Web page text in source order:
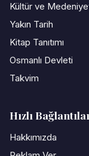
Kültür ve
Yakın Tarih
Kitap Tanıtımı
Osmanlı Devleti
Takvim
Hızlı
Hakkımızda